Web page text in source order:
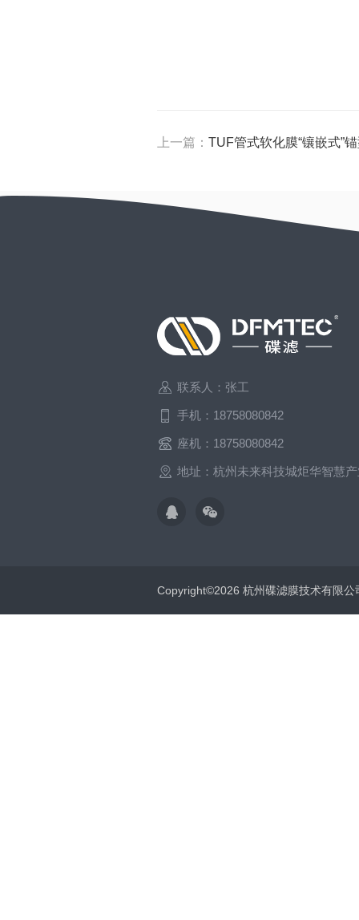
上一篇： TUF管式软化膜“镶嵌式”
联系人：张工
手机：18758080842
座机：18758080842
地址：杭州未来科技城炬华智慧
Copyright©2026 杭州碟滤膜技术有限